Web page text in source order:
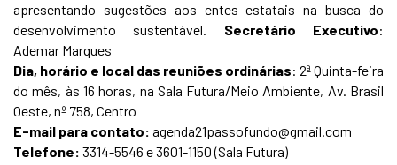
apresentando sugestões aos entes estatais na busca do
desenvolvimento sustentável. Secretário Executivo:
Ademar Marques
Dia, horário e local das reuniões ordinárias: 2ª Quinta-feira
do mês, às 16 horas, na Sala Futura/Meio Ambiente, Av. Brasil
Oeste, nº 758, Centro
E-mail para contato: agenda21passofundo@gmail.com
Telefone: 3314-5546 e 3601-1150 (Sala Futura)